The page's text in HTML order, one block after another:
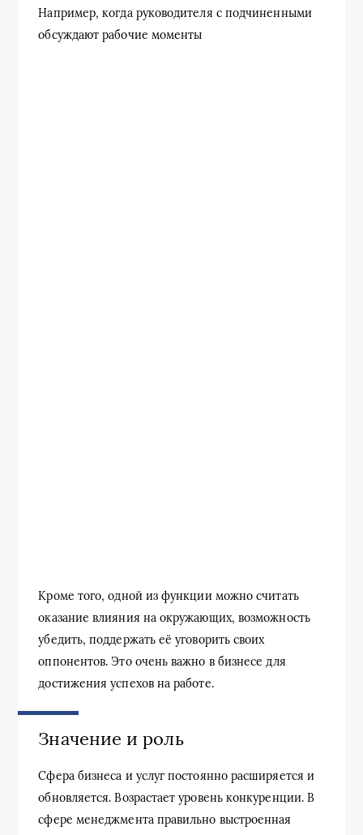
Например, когда руководителя с подчиненными
обсуждают рабочие моменты
Кроме того, одной из функции можно считать
оказание влияния на окружающих, возможность
убедить, поддержать её уговорить своих
оппонентов. Это очень важно в бизнесе для
достижения успехов на работе.
Значение и роль
Сфера бизнеса и услуг постоянно расширяется и
обновляется. Возрастает уровень конкуренции. В
сфере менеджмента правильно выстроенная